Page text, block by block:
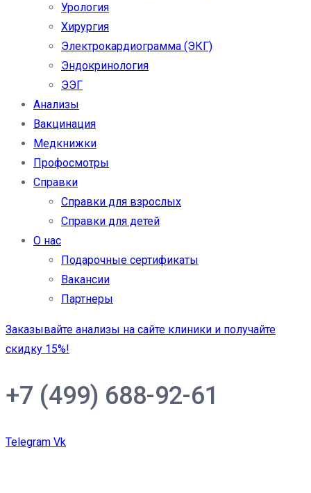
Урология
Хирургия
Электрокардиограмма (ЭКГ)
Эндокринология
ЭЭГ
Анализы
Вакцинация
Медкнижки
Профосмотры
Справки
Справки для взрослых
Справки для детей
О нас
Подарочные сертификаты
Вакансии
Партнеры
Заказывайте анализы на сайте клиники и получайте
скидку 15%!
+7 (499) 688-92-61
Telegram Vk